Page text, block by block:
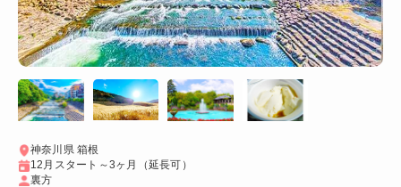
神奈川県 箱根
12月スタート～3ヶ月（延長可）
裏方